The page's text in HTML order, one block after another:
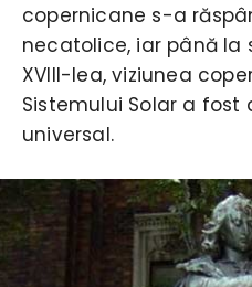
copernicane s-a
necatolice, iar până la
XVIII-lea, viziunea
Sistemului Solar a
universal.